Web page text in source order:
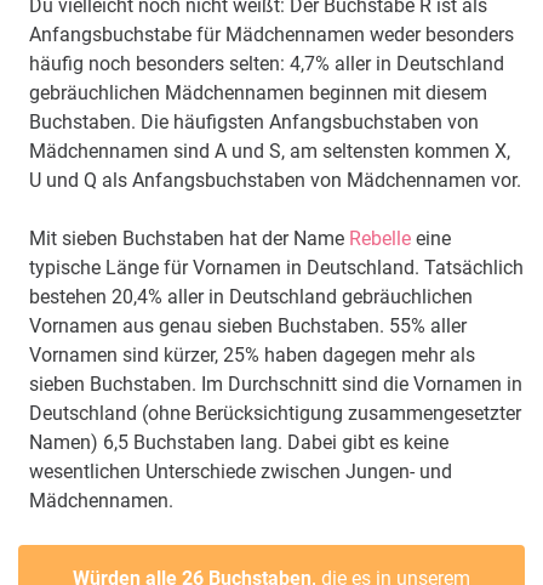
Du vielleicht noch nicht weißt: Der Buchstabe R ist als
Anfangsbuchstabe für Mädchennamen weder besonders
häufig noch besonders selten: 4,7% aller in Deutschland
gebräuchlichen Mädchennamen beginnen mit diesem
Buchstaben. Die häufigsten Anfangsbuchstaben von
Mädchennamen sind A und S, am seltensten kommen X,
U und Q als Anfangsbuchstaben von Mädchennamen vor.
Mit sieben Buchstaben hat der Name Rebelle eine
typische Länge für Vornamen in Deutschland. Tatsächlich
bestehen 20,4% aller in Deutschland gebräuchlichen
Vornamen aus genau sieben Buchstaben. 55% aller
Vornamen sind kürzer, 25% haben dagegen mehr als
sieben Buchstaben. Im Durchschnitt sind die Vornamen in
Deutschland (ohne Berücksichtigung zusammengesetzter
Namen) 6,5 Buchstaben lang. Dabei gibt es keine
wesentlichen Unterschiede zwischen Jungen- und
Mädchennamen.
Würden alle 26 Buchstaben, die es in unserem